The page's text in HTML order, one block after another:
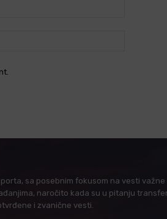
sa posebnim fokusom na vesti
naročito kada su u pitanju
i zvanične vesti.